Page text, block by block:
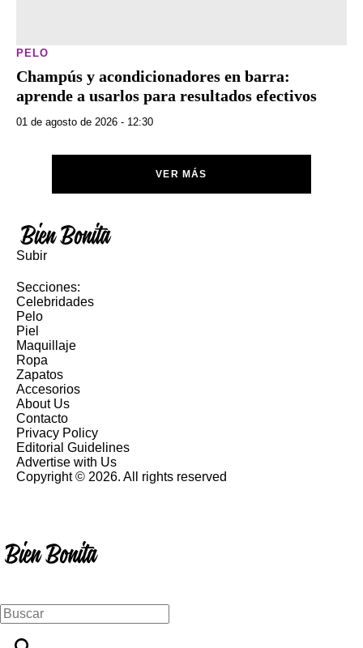
PELO
Champús y acondicionadores en barra:
aprende a usarlos para resultados efectivos
01 de agosto de 2026 - 12:30
VER MÁS
Subir
Secciones:
Celebridades
Pelo
Piel
Maquillaje
Ropa
Zapatos
Accesorios
About Us
Contacto
Privacy Policy
Editorial Guidelines
Advertise with Us
Copyright © 2026. All rights reserved